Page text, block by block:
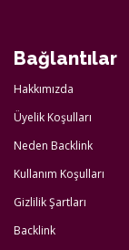
Bağlantılar
Hakkımızda
Üyelik Koşulları
Neden Backlink
Kullanım Koşulları
Gizlilik Şartları
Backlink